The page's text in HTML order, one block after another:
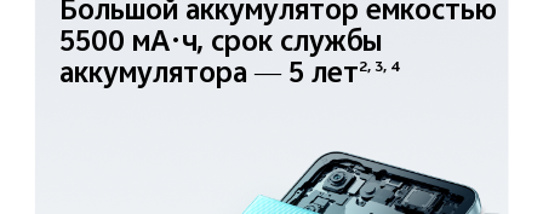
Большой аккумуляторемкостью
5500 мА·ч, срокслужбы
аккумулятора —5 лет2, 3, 4